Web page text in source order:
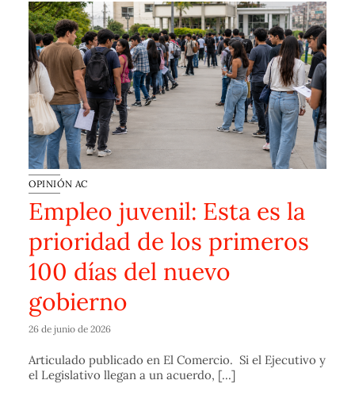
OPINIÓN AC
Empleo juvenil: Esta es la
prioridad de los primeros
100 días del nuevo
gobierno
26 de junio de 2026
Articulado publicado en El Comercio. Si el Ejecutivo y
el Legislativo llegan a un acuerdo, [...]